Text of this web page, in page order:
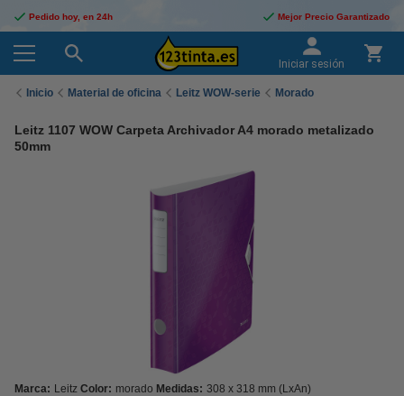
Pedido hoy, en 24h Mejor Precio Garantizado
Iniciar sesión
Inicio Material de oficina Leitz WOW-serie Morado
Leitz 1107 WOW Carpeta Archivador A4 morado metalizado
50mm
Marca: Leitz Color: morado Medidas: 308 x 318 mm (LxAn)